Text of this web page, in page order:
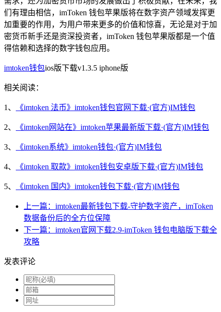
们有理由相信，imToken 钱包苹果版将在数字资产领域发挥更
加重要的作用，为用户带来更多的价值和惊喜，无论是对于加
密货币新手还是资深投资者，imToken 钱包苹果版都是一个值
得信赖和选择的数字钱包应用。
imtoken钱包ios版下载v1.3.5 iphone版
相关阅读：
1、 《imtoken 法币》imtoken钱包官网下载·(官方)IM钱包
2、 《imtoken网站在》imtoken苹果最新版下载·(官方)IM钱包
3、 《imtoken系统》imtoken钱包·(官方)IM钱包
4、 《imtoken 取款》imtoken钱包安卓版下载·(官方)IM钱包
5、 《imtoken 国内》imtoken钱包下载·(官方)IM钱包
上一篇：imtoken最新钱包下载-守护数字资产，imToken
数据备份后的全方位保障
下一篇：imtoken官网下载2.9-imToken 钱包电脑版下载全
攻略
发表评论